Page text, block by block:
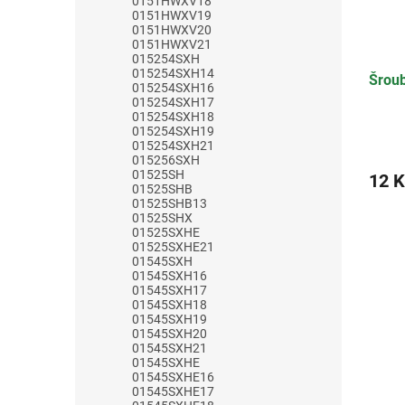
0151HWXV19
0151HWXV20
0151HWXV21
015254SXH
015254SXH14
015254SXH16
015254SXH17
015254SXH18
015254SXH19
015254SXH21
015256SXH
01525SH
01525SHB
01525SHB13
01525SHX
01525SXHE
01525SXHE21
01545SXH
01545SXH16
01545SXH17
01545SXH18
01545SXH19
01545SXH20
01545SXH21
01545SXHE
01545SXHE16
01545SXHE17
12